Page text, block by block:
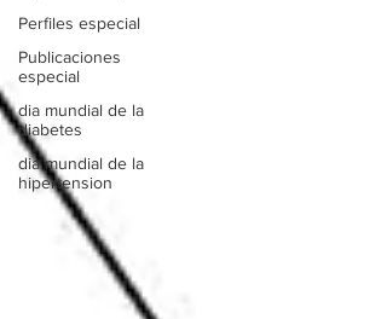
Perfiles especial
Publicaciones
especial
dia mundial de la
diabetes
dia mundial de la
hipertension